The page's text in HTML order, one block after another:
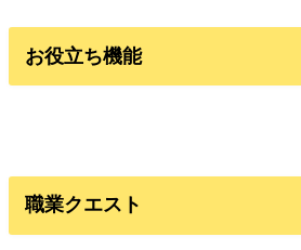
お役立ち機能
職業クエスト